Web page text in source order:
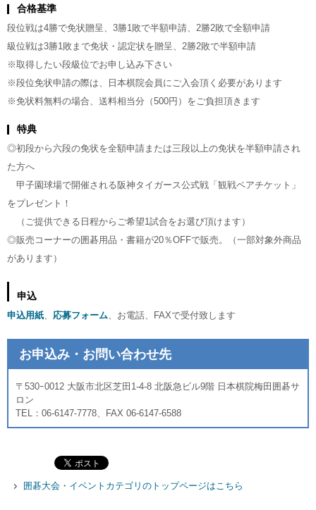
合格基準
段位戦は4勝で免状贈呈、3勝1敗で半額申請、2勝2敗で全額申請
級位戦は3勝1敗まで免状・認定状を贈呈、2勝2敗で半額申請
※取得したい段級位でお申し込み下さい
※段位免状申請の際は、日本棋院会員にご入会頂く必要があります
※免状料無料の場合、送料相当分（500円）をご負担頂きます
特典
◎初段から六段の免状を全額申請または三段以上の免状を半額申請され
た方へ
甲子園球場で開催される阪神タイガース公式戦「観戦ペアチケット」
をプレゼント！
（ご提供できる日程からご希望1試合をお選び頂けます）
◎販売コーナーの囲碁用品・書籍が20％OFFで販売。（一部対象外商品
があります）
申込
申込用紙
応募フォーム 、お電話、FAXで受付致します
お申込み・お問い合わせ先
〒530ｰ0012 大阪市北区芝田1-4-8 北阪急ビル9階 日本棋院梅田囲碁サ
ロン
TEL：06-6147-7778、FAX 06-6147-6588
囲碁大会・イベントカテゴリのトップページはこちら